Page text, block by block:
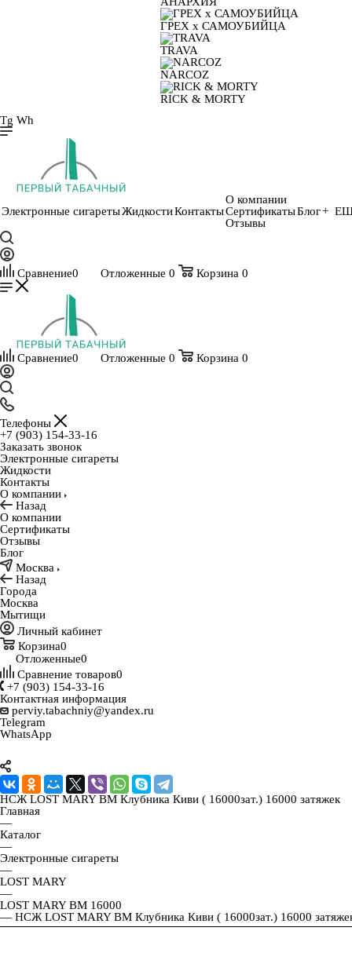
ГРЕХ х САМОУБИЙЦА
TRAVA
NARCOZ
RICK & MORTY
Tg Wh
Электронные сигаретыЖидкостиКонтакты
О компании
Сертификаты
Отзывы
Блог+
Сравнение0 Отложенные 0 Корзина 0
Сравнение0 Отложенные 0 Корзина 0
Телефоны
+7 (903) 154-33-16
Заказать звонок
Электронные сигареты
Жидкости
Контакты
О компании
Назад
О компании
Сертификаты
Отзывы
Блог
Москва
Назад
Города
Москва
Мытищи
Личный кабинет
Корзина0
Отложенные0
Сравнение товаров0
+7 (903) 154-33-16
Контактная информация
perviy.tabachniy@yandex.ru
Telegram
WhatsApp
НСЖ LOST MARY ВМ Клубника Киви ( 16000зат.) 16000 затяжек
Главная
—
Каталог
—
Электронные сигареты
—
LOST MARY
—
LOST MARY BM 16000
— НСЖ LOST MARY ВМ Клубника Киви ( 16000зат.) 16000